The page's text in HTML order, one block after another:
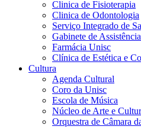
Clinica de Fisioterapia
Clinica de Odontologia
Serviço Integrado de
Gabinete de
Farmácia Unisc
Clínica de Estética e
Cultura
Agenda Cultural
Coro da Unisc
Escola de Música
Núcleo de Arte e
Orquestra de Câmara